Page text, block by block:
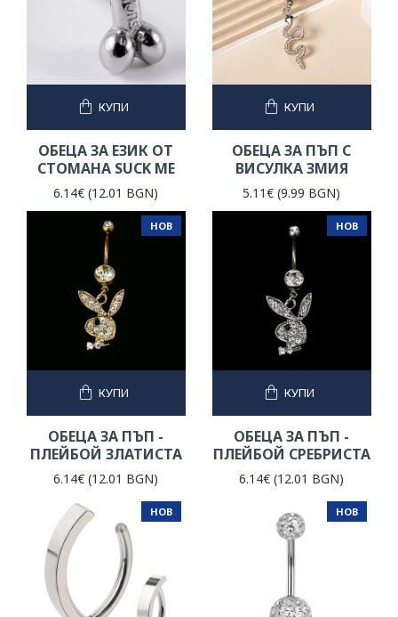
ОБЕЦА ЗА ЕЗИК ОТ
СТОМАНА SUCK ME
6.14€ (12.01 BGN)
КУПИ
ОБЕЦА ЗА ПЪП С
ВИСУЛКА ЗМИЯ
5.11€ (9.99 BGN)
КУПИ
НОВ
ОБЕЦА ЗА ПЪП -
ПЛЕЙБОЙ ЗЛАТИСТА
6.14€ (12.01 BGN)
КУПИ
НОВ
ОБЕЦА ЗА ПЪП -
ПЛЕЙБОЙ СРЕБРИСТА
6.14€ (12.01 BGN)
КУПИ
НОВ НОВ